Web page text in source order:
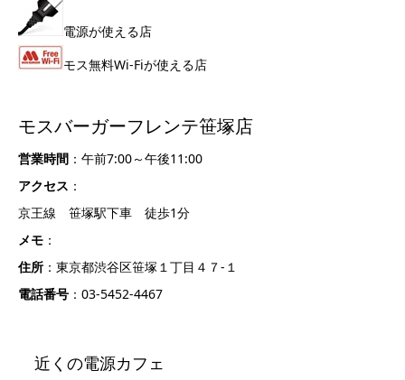
電源が使える店
モス無料Wi-Fiが使える店
モスバーガーフレンテ笹塚店
営業時間 ：午前7:00～午後11:00
アクセス ：
京王線 笹塚駅下車 徒歩1分
メモ ：
住所 ：東京都渋谷区笹塚１丁目４７-１
電話番号 ：03-5452-4467
近くの電源カフェ